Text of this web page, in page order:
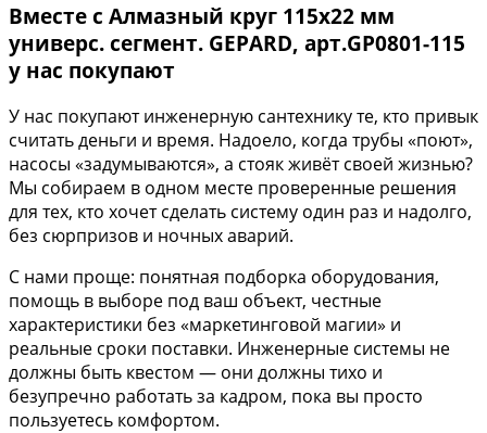
Вместе с Алмазный круг 115х22 мм
универс. сегмент. GEPARD, арт.GP0801-115
у нас покупают
У нас покупают инженерную сантехнику те, кто привык
считать деньги и время. Надоело, когда трубы «поют»,
насосы «задумываются», а стояк живёт своей жизнью?
Мы собираем в одном месте проверенные решения
для тех, кто хочет сделать систему один раз и надолго,
без сюрпризов и ночных аварий.
С нами проще: понятная подборка оборудования,
помощь в выборе под ваш объект, честные
характеристики без «маркетинговой магии» и
реальные сроки поставки. Инженерные системы не
должны быть квестом — они должны тихо и
безупречно работать за кадром, пока вы просто
пользуетесь комфортом.